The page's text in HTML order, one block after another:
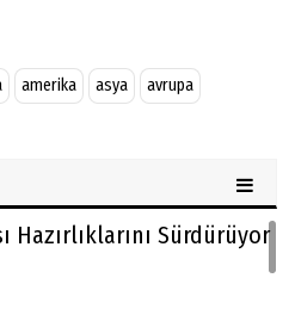
amerika asya
avrupa
Hazırlıklarını Sürdürüyor